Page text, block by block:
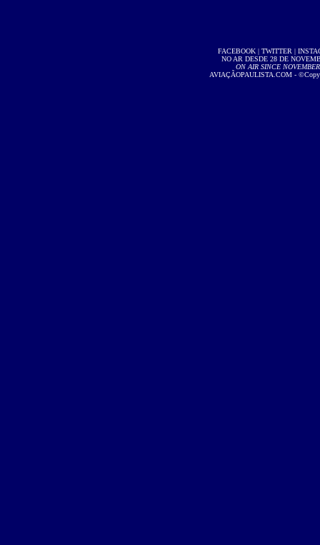
FACEBOOK| TWITTER |
NO AR DESDE 28 DE
ON AIR SINCE
AVIAÇÃOPAULISTA.COM -